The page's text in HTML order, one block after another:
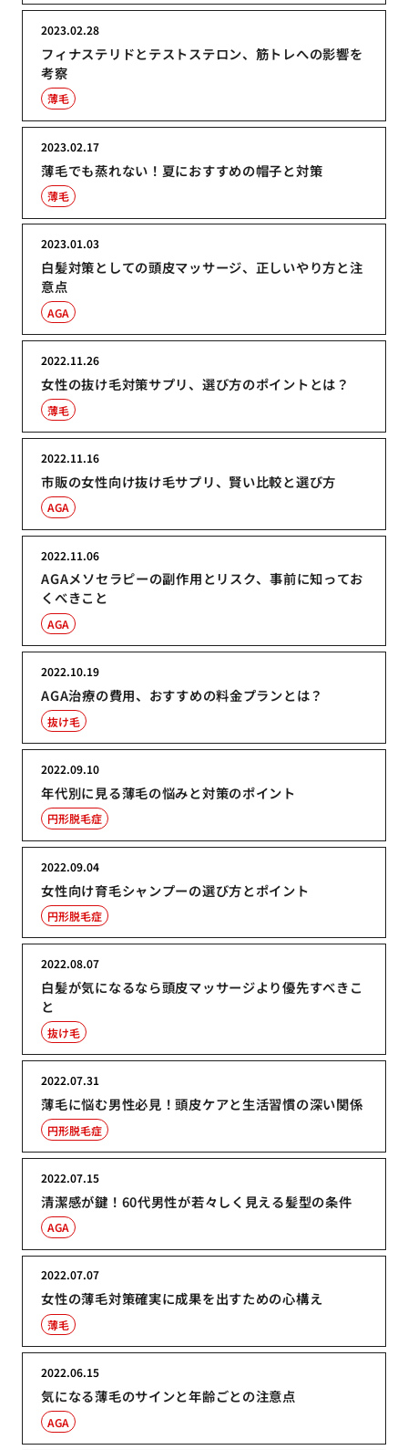
フィナステリドとテストステロン、筋トレへの影響を
考察
2023.02.28
薄毛
薄毛でも蒸れない！夏におすすめの帽子と対策
2023.02.17
薄毛
白髪対策としての頭皮マッサージ、正しいやり方と注
意点
2023.01.03
AGA
女性の抜け毛対策サプリ、選び方のポイントとは？
2022.11.26
薄毛
市販の女性向け抜け毛サプリ、賢い比較と選び方
2022.11.16
AGA
AGAメソセラピーの副作用とリスク、事前に知ってお
くべきこと
2022.11.06
AGA
AGA治療の費用、おすすめの料金プランとは？
2022.10.19
抜け毛
年代別に見る薄毛の悩みと対策のポイント
2022.09.10
円形脱毛症
女性向け育毛シャンプーの選び方とポイント
2022.09.04
円形脱毛症
白髪が気になるなら頭皮マッサージより優先すべきこ
と
2022.08.07
抜け毛
薄毛に悩む男性必見！頭皮ケアと生活習慣の深い関係
2022.07.31
円形脱毛症
清潔感が鍵！60代男性が若々しく見える髪型の条件
2022.07.15
AGA
女性の薄毛対策確実に成果を出すための心構え
2022.07.07
薄毛
気になる薄毛のサインと年齢ごとの注意点
2022.06.15
AGA